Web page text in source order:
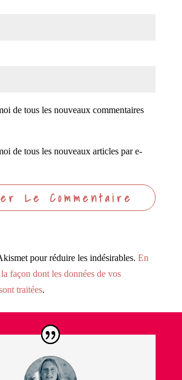
de tous les nouveaux commentaires
de tous les nouveaux articles par e-
pour réduire les indésirables. En
façon dont les données de vos
traitées.